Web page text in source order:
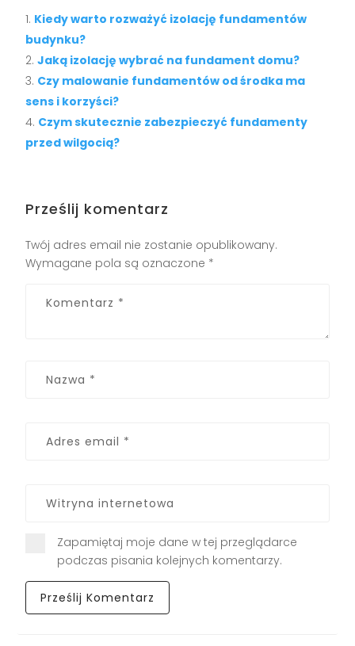
Kiedy warto rozważyć izolację fundamentów
budynku?
Jaką izolację wybrać na fundament domu?
Czy malowanie fundamentów od środka ma
sens i korzyści?
Czym skutecznie zabezpieczyć fundamenty
przed wilgocią?
Prześlij komentarz
Twój adres email nie zostanie opublikowany.
Wymagane pola są oznaczone *
Zapamiętaj moje dane w tej przeglądarce
podczas pisania kolejnych komentarzy.